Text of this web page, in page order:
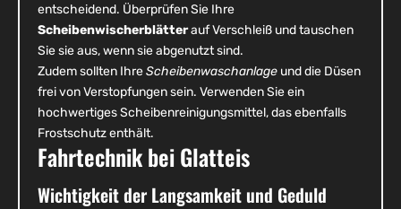
entscheidend. Überprüfen Sie Ihre
Scheibenwischerblätterauf Verschleiß und tauschen
Sie sie aus, wenn sie abgenutzt sind.
Zudem sollten IhreScheibenwaschanlage und die Düsen
frei von Verstopfungen sein. Verwenden Sie ein
hochwertiges Scheibenreinigungsmittel, das ebenfalls
Frostschutz enthält.
Fahrtechnik bei Glatteis
Wichtigkeit der Langsamkeit und Geduld